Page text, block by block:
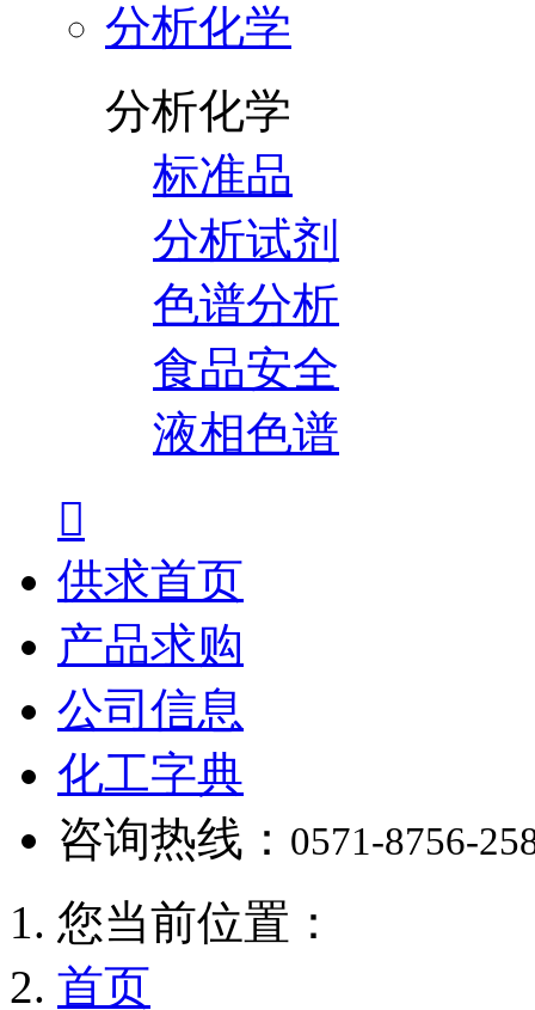
分析化学
分析化学
标准品
分析试剂
色谱分析
食品安全
液相色谱

供求首页
产品求购
公司信息
化工字典
咨询热线： 0571-8756-
您当前位置：
首页